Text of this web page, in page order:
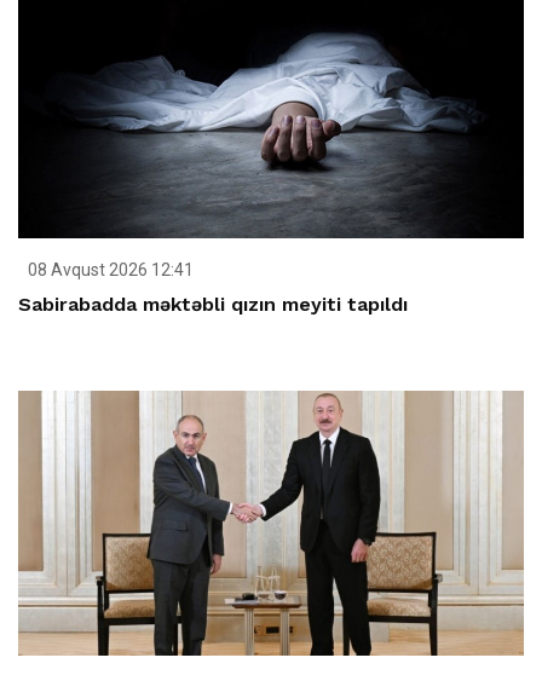
08 Avqust 2026 12:41
Sabirabadda məktəbli qızın meyiti tapıldı